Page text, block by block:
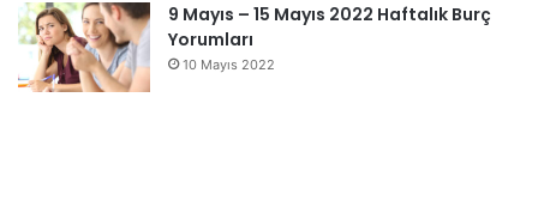
9 Mayıs – 15 Mayıs 2022 Haftalık Burç
Yorumları
10 Mayıs 2022